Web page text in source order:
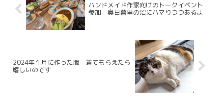
ハンドメイド作家向けのトークイベント
参加 奥日暮里の沼にハマりつつあるよ
2024年１月に作った服 着てもらえたら
嬉しいのです